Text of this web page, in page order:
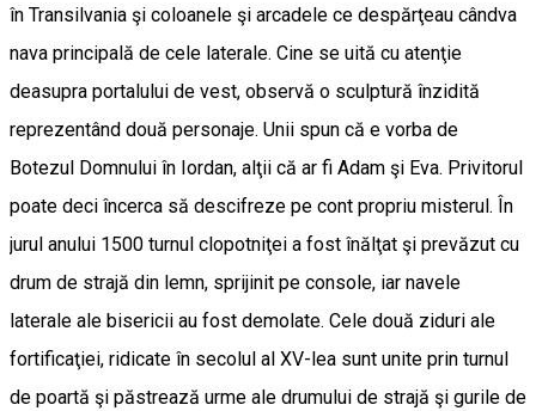
în Transilvania şi coloanele şi arcadele ce despărţeau cândva
nava principală de cele laterale. Cine se uită cu atenţie
deasupra portalului de vest, observă o sculptură înzidită
reprezentând două personaje. Unii spun că e vorba de
Botezul Domnului în Iordan, alţii că ar fi Adam şi Eva. Privitorul
poate deci încerca să descifreze pe cont propriu misterul. În
jurul anului 1500 turnul clopotniţei a fost înălţat şi prevăzut cu
drum de strajă din lemn, sprijinit pe console, iar navele
laterale ale bisericii au fost demolate. Cele două ziduri ale
fortificaţiei, ridicate în secolul al XV-lea sunt unite prin turnul
de poartă şi păstrează urme ale drumului de strajă şi gurile de